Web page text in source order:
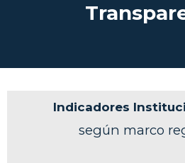
Indicadores
según marco